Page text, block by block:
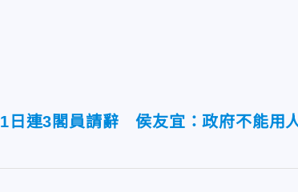
1日連3閣員請辭 侯友宜：政府不能用